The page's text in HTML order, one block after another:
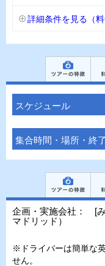
詳細条件を見る（
スケジュール
集合時間・場所・終
企画・実施会社： [
マドリッド）
※ドライバーは簡単な
せん。